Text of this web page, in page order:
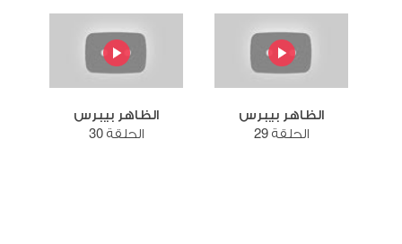
الظاهر بيبرس
الحلقة 29
الظاهر بيبرس
الحلقة 30